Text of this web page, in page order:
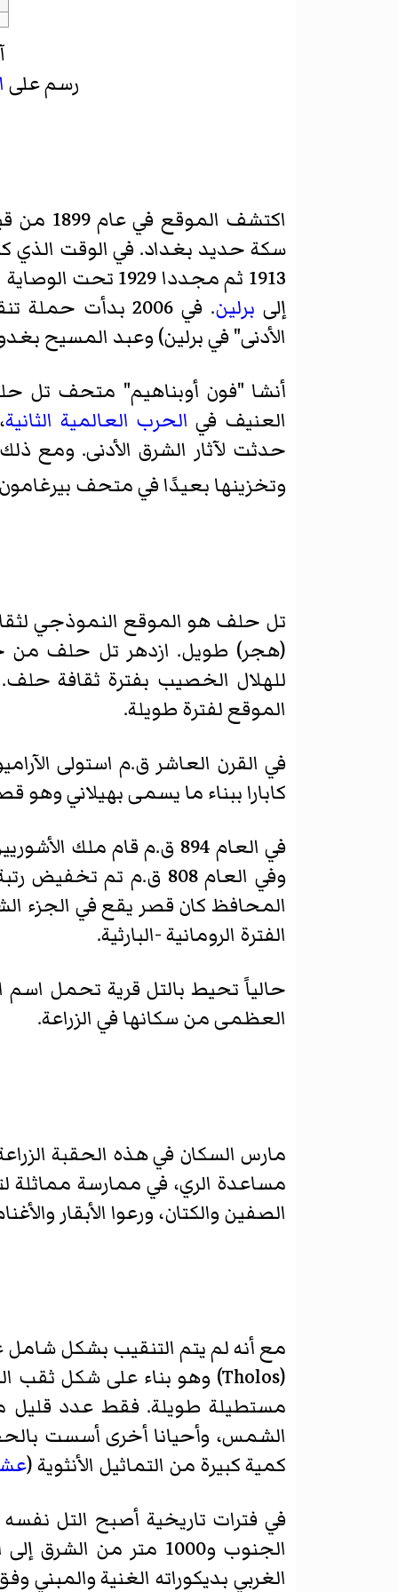
رسم على
اكتشف الموقع في عام 1899 من قبل الدبلوماسي الألماني البارون "
سكة حديد بغداد. في الوقت الذي
1913 ثم مجددا
إلى برلين
الأدنى" في برلين) وعبد المسيح بغدو
أنشا "فون أوبناهيم" متحف تل
العنيف في الحرب العالمية الثانية
حدثت لآثار الشرق الأدنى. ومع
وتخزينها بعيدًا في متحف بيرغامون. في 2001 بدأ مشروع الترميم في ألمانيا وإعادة أعمار العديد من
تل حلف هو الموقع النموذجي
للهلال الخصيب بفترة ثقافة
الموقع لفترة طويلة.
في القرن العاشر ق.م استولى
كابارا ببناء ما يسمى بهيلاني وهو
في العام 894 ق.م قام
وفي العام 808 ق.م تم
المحافظ كان قصر يقع في الجزء
الفترة الرومانية -البارثية.
العظمى من سكانها في الزراعة.
مارس السكان في هذه الحقبة
مساعدة الري، في ممارسة مماثلة
الصفين والكتان، ورعوا الأبقار
مع أنه لم يتم التنقيب بشكل شامل
(Tholos) وهو بناء على شكل ثقب المفتاح كما في
مستطيلة طويلة. فقط عدد قليل
الشمس، وأحيانا أخرى أسست
كمية كبيرة من التماثيل الأنثوية (
الجنوب و1000 متر